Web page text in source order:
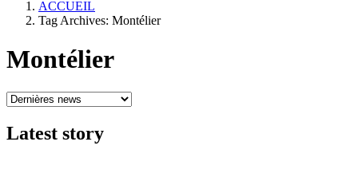
ACCUEIL
Tag Archives: Montélier
Montélier
Latest story